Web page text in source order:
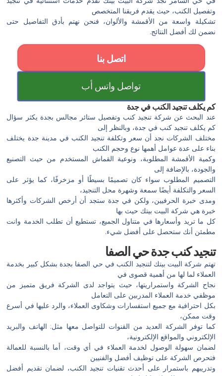
وتفصيل الكنب، حيث يقدم فريقنا المتخصص
تشكيلة واسعة من الأقمشة والألوان، فنحن نهتم بأدق التفاصيل حتى
نضمن لك أفضل النتائج.
اتصل بنا
تواصل واتس أب
كم يكلف تنجيد الكنب في جدة
عند البحث عن شركة تنجيد كنب وتفصيل ستائر مجالس بجدة يكثر سؤال
كم يكلف تنجيد كنب في جدة، وبالنظر إلى
مختلف الشركات نجد أن سعر وتكلفة تنجيد الكنب في مدينة جدة يختلف
بناء على عدة عوامل أهمها نوع وحجم الكنب
وكمية الأقمشة المطلوبة، ونوعية القماش المستخدم من حيث التصنيع
والجودة، بالإضافة إلى
التصميم المطلوب سواء كان تصميمًا بسيطًا أو مزخرفًا، كما يؤثر على
السعر والتكلفة أيضًا سمعة وشهرة محل التنجيد،
ومدى خبرة الحرفيين، ولكن في جدة ستجد أن أرخص الشركات وأكثرها
خبرة هي شركة البيت بيتك حيث بها
كل ما تريد وأسعارها في متناول الجميع، تستطيع أن تطلب الخدمة وانت
مطمئن أنك ستحصل على أفضل شيء.
تنجيد كنب جدة حي الصفا
تهتم شركة البيت بيتك لتنجيد الكنب في حي الصفا بجدة بشكل كبير بخدمة
العملاء لما لها من أهمية قصوى في
نجاح الشركة واستمراريتها، حيث يتواجد لدى الشركة فريق متميز من
موظفي خدمة العملاء المدربين على التعامل
بكل احترافية مع جميع استفسارات وشكاوى العملاء، والرد عليها في أسرع
وقت ممكن،
كما توفر الشركة العديد من القنوات للتواصل معها مثل: الهاتف والبريد
الإلكتروني والمواقع الإلكترونية،
لضمان سهولة الوصول لخدمة العملاء في أي وقت، أما بالنسبة للعمالة
فتحرص الشركة على توظيف أفضل والفنيين
وتدريبهم باستمرار على أحدث تقنيات تنجيد الكنب، لضمان تقديم أفضل